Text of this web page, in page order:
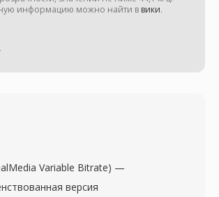
информацию можно найти в вики.
Variable Bitrate) —
версия